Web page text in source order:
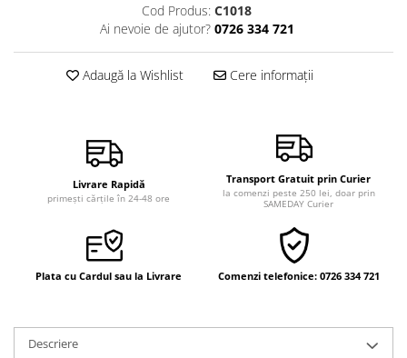
Viata după moarte
Vindecare
Povestiri
Relații de cuplu
Lumea îngerilor
Cod Produs: C1018
Ai nevoie de ajutor? 0726 334 721
Adaugă la Wishlist Cere informații
Livrare Rapidă
primești cărțile în 24-48 ore
Transport Gratuit prin Curier
la comenzi peste 250 lei, doar prin
SAMEDAY Curier
Plata cu Cardul sau la Livrare Comenzi telefonice: 0726 334 721
Descriere